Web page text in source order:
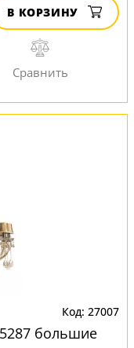
В КОРЗИНУ
27007
большие